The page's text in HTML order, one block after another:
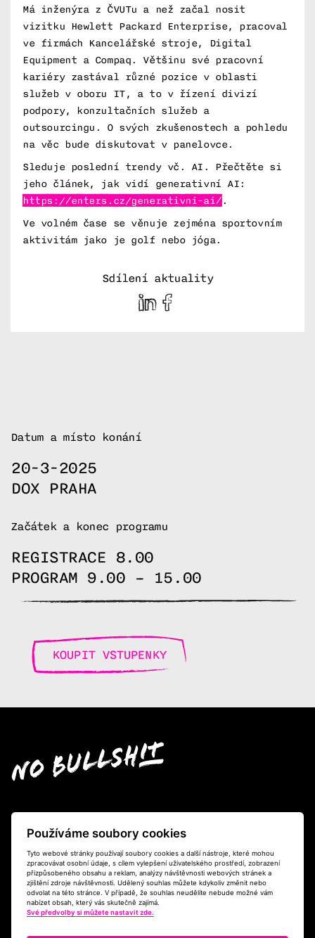
Má inženýra z ČVUTu a než začal nosit
vizitku Hewlett Packard Enterprise, pracoval
ve firmách Kancelářské stroje, Digital
Equipment a Compaq. Většinu své pracovní
kariéry zastával různé pozice v oblasti
služeb v oboru IT, a to v řízení divizí
podpory, konzultačních služeb a
outsourcingu. O svých zkušenostech a pohledu
na věc bude diskutovat v panelovce.
Sleduje poslední trendy vč. AI. Přečtěte si
jeho článek, jak vidí generativní AI:
https://enters.cz/generativni-ai/.
Ve volném čase se věnuje zejména sportovním
aktivitám jako je golf nebo jóga.
Sdílení aktuality
Datum a místo konání
20-3-2025
DOX PRAHA
Začátek a konec programu
REGISTRACE 8.00
PROGRAM 9.00 – 15.00
KOUPIT VSTUPENKY
Kontakt
info@no-bullshit.cz
AktualityO konferenciNaše vize
Používáme soubory cookies
Tyto webové stránky používají soubory cookies a další nástroje, které mohou
zpracovávat osobní údaje, s cílem vylepšení uživatelského prostředí, zobrazení
přizpůsobeného obsahu a reklam, analýzy návštěvnosti webových stránek a
zjištění zdroje návštěvnosti. Udělený souhlas můžete kdykoliv změnit nebo
odvolat na této stránce. V případě, že souhlas neudělíte nebude možné vám
nabízet obsah, který vás skutečně zajímá.
Své předvolby si můžete nastavit zde.